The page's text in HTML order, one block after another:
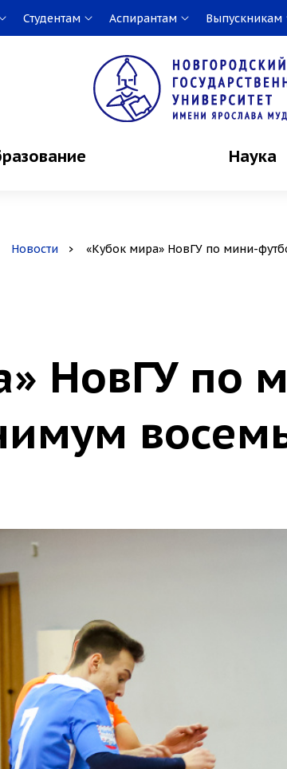
Студентам Аспирантам Выпускникам
Наука
Новости «Кубок мира» НовГУ по мини-
НовГУ по